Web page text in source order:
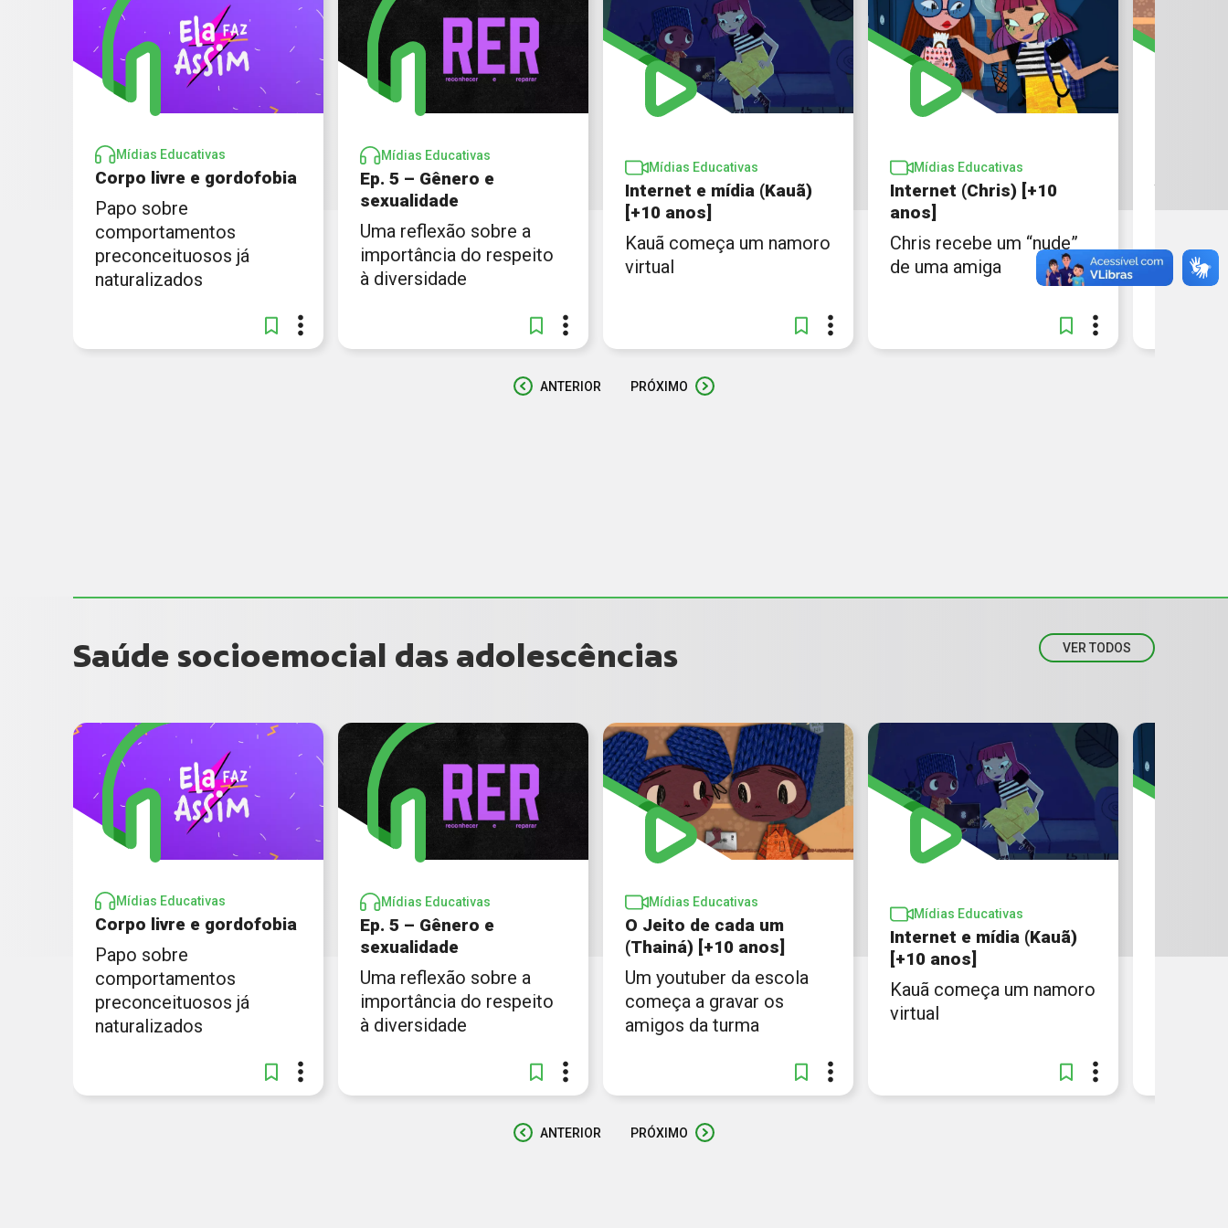
Mídias Educativas
Corpo livre e gordofobia
Papo sobre
comportamentos
preconceituosos já
naturalizados
Mídias Educativas
Ep. 5 – Gênero e
sexualidade
Uma reflexão sobre a
importância do respeito
à diversidade
Mídias Educativas
Internet e mídia (Kauã)
[+10 anos]
Kauã começa um namoro
virtual
Mídias Educativas
Internet (Chris) [+10
anos]
Chris recebe um “nude”
de uma amiga
Chris
ele fica
ANTERIOR PRÓXIMO
Saúde socioemocial das adolescências VER TODOS
Mídias Educativas
Corpo livre e gordofobia
Papo sobre
comportamentos
preconceituosos já
naturalizados
Mídias Educativas
Ep. 5 – Gênero e
sexualidade
Uma reflexão sobre a
importância do respeito
à diversidade
Mídias Educativas
O Jeito de cada um
(Thainá) [+10 anos]
Um youtuber da escola
começa a gravar os
amigos da turma
Mídias Educativas
Internet e mídia (Kauã)
[+10 anos]
Kauã começa um namoro
virtual
ANTERIOR PRÓXIMO